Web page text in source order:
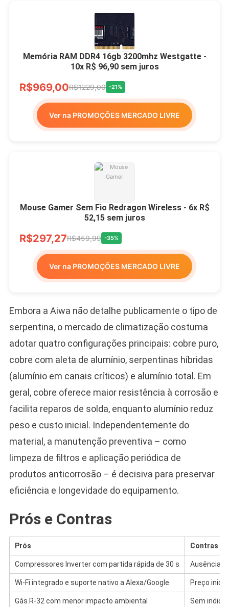
Memória RAM DDR4 16gb 3200mhz Westgatte -
10x R$ 96,90 sem juros
R$969,00R$1229,00 -21%
Ver na PROMOÇÕES MERCADO LIVRE
Mouse Gamer Sem Fio Redragon Wireless - 6x R$
52,15 sem juros
R$297,27R$459,99 -35%
Ver na PROMOÇÕES MERCADO LIVRE
Embora a Aiwa não detalhe publicamente o tipo de
serpentina, o mercado de climatização costuma
adotar quatro configurações principais: cobre puro,
cobre com aleta de alumínio, serpentinas híbridas
(alumínio em canais críticos) e alumínio total. Em
geral, cobre oferece maior resistência à corrosão e
facilita reparos de solda, enquanto alumínio reduz
peso e custo inicial. Independentemente do
material, a manutenção preventiva – como
limpeza de filtros e aplicação periódica de
produtos anticorrosão – é decisiva para preservar
eficiência e longevidade do equipamento.
Prós e Contras
Prós Contras
Compressores Inverter com partida rápida de 30 s Ausência
Wi-Fi integrado e suporte nativo a Alexa/Google Preço
Gás R-32 com menor impacto ambiental Sem